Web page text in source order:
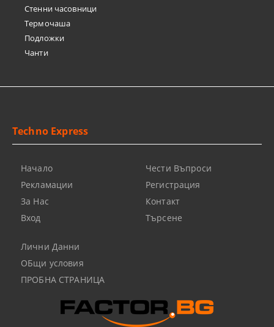
Стенни часовници
Термочашa
Подложки
Чанти
Techno Express
Начало
Рекламации
За Нас
Вход
Чести Въпроси
Регистрация
Контакт
Търсене
Лични Данни
ОБщи условия
ПРОБНА СТРАНИЦА